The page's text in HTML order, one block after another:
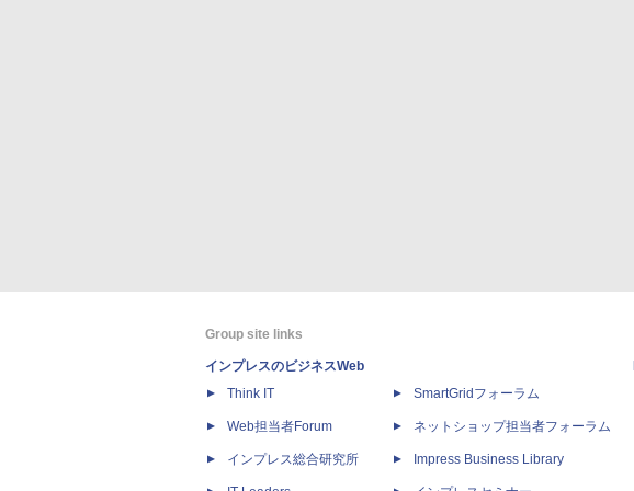
Group site links
インプレスのビジネスWeb
Think IT
Web担当者Forum
インプレス総合研究所
SmartGridフォーラム
ネットショップ担当者フォーラム
Impress Business Library